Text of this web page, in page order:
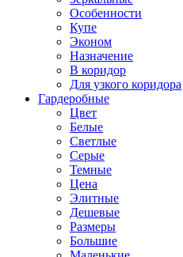
Особенности
Купе
Эконом
Назначение
В коридор
Для узкого коридора
Гардеробные
Цвет
Белые
Светлые
Серые
Темные
Цена
Элитные
Дешевые
Размеры
Большие